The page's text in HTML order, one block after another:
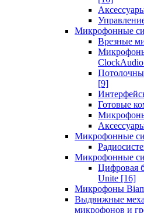
Микрофонные
Врезные
ClockAudio
[9]
Готовые
Микрофонные
Микрофонные
Цифровая
Unite [16]
Микрофоны
Выдвижные
микрофонов и